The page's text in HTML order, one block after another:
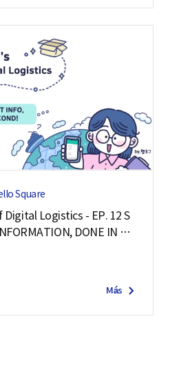
Square
Logistics - EP. 12 S
DONE IN ON
Más